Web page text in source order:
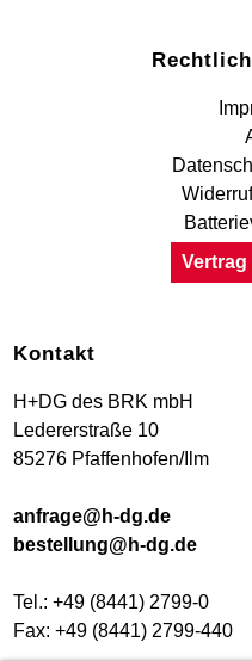
Kontakt
H+DG des BRK mbH
Ledererstraße 10
85276 Pfaffenhofen/Ilm
anfrage@h-dg.de
bestellung@h-dg.de
Tel.: +49 (8441) 2799-0
Fax: +49 (8441) 2799-440